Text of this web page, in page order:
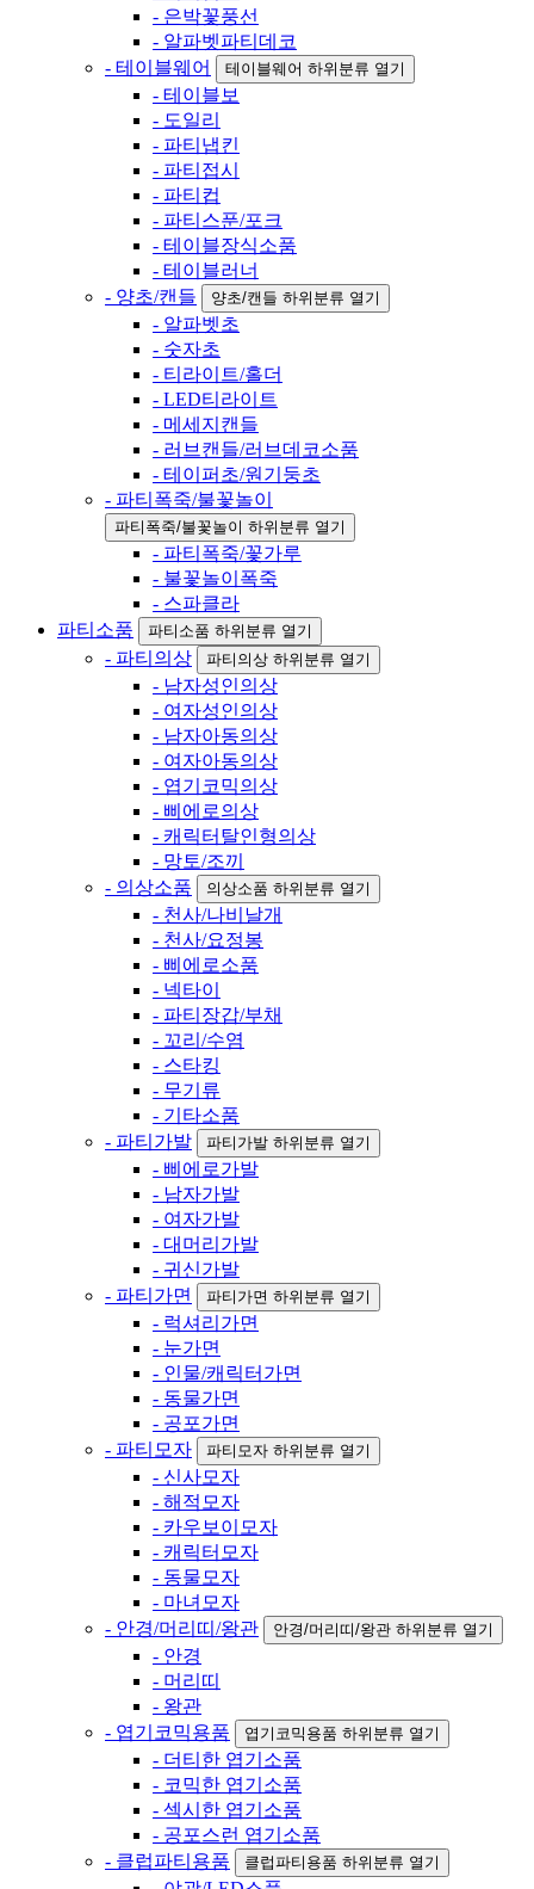
- 은박꽃풍선
- 알파벳파티데코
- 테이블웨어
테이블웨어 하위분류 열기
- 테이블보
- 도일리
- 파티냅킨
- 파티접시
- 파티컵
- 파티스푼/포크
- 테이블장식소품
- 테이블러너
- 양초/캔들
양초/캔들 하위분류 열기
- 알파벳초
- 숫자초
- 티라이트/홀더
- LED티라이트
- 메세지캔들
- 러브캔들/러브데코소품
- 테이퍼초/원기둥초
- 파티폭죽/불꽃놀이
파티폭죽/불꽃놀이 하위분류 열기
- 파티폭죽/꽃가루
- 불꽃놀이폭죽
- 스파클라
파티소품
파티소품 하위분류 열기
- 파티의상 파티의상 하위분류 열기
- 남자성인의상
- 여자성인의상
- 남자아동의상
- 여자아동의상
- 엽기코믹의상
- 삐에로의상
- 캐릭터탈인형의상
- 망토/조끼
- 의상소품
의상소품 하위분류 열기
- 천사/나비날개
- 천사/요정봉
- 삐에로소품
- 넥타이
- 파티장갑/부채
- 꼬리/수염
- 스타킹
- 무기류
- 기타소품
- 파티가발
파티가발 하위분류 열기
- 삐에로가발
- 남자가발
- 여자가발
- 대머리가발
- 귀신가발
- 파티가면
파티가면 하위분류 열기
- 럭셔리가면
- 눈가면
- 인물/캐릭터가면
- 동물가면
- 공포가면
- 파티모자
파티모자 하위분류 열기
- 신사모자
- 해적모자
- 카우보이모자
- 캐릭터모자
- 동물모자
- 마녀모자
- 안경/머리띠/왕관
안경/머리띠/왕관 하위분류 열기
- 안경
- 머리띠
- 왕관
- 엽기코믹용품
엽기코믹용품 하위분류 열기
- 더티한 엽기소품
- 코믹한 엽기소품
- 섹시한 엽기소품
- 공포스런 엽기소품
- 클럽파티용품
클럽파티용품 하위분류 열기